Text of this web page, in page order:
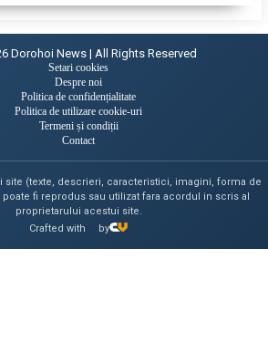
Dorohoi News | All Rights Reserved
Setari cookies
Despre noi
Politica de confidențialitate
Politica de utilizare cookie-uri
Termeni și condiții
Contact
site (texte, descrieri, caracteristici, imagini, forma de
fi reprodus sau utilizat fara acordul in scris al
proprietarului acestui site.
Crafted with
by